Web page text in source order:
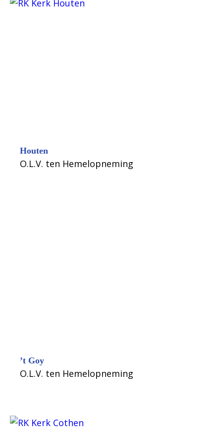
Houten
O.L.V. ten Hemelopneming
’t Goy
O.L.V. ten Hemelopneming